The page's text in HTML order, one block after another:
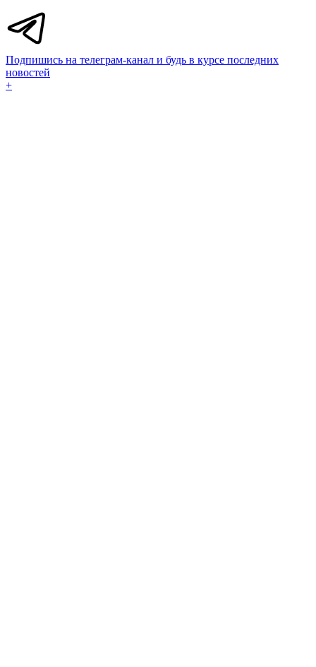
Подпишись на телеграм-канал и будь в курсе последних
новостей
+